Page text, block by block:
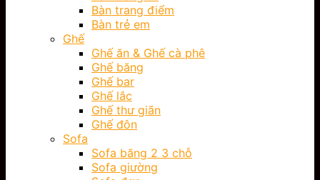
Bàn trang điểm
Bàn trẻ em
Ghế
Ghế ăn & Ghế cà phê
Ghế băng
Ghế bar
Ghế lắc
Ghế thư giãn
Ghế đôn
Sofa
Sofa băng 2 3 chỗ
Sofa giường